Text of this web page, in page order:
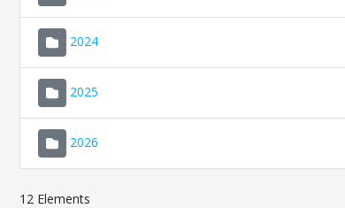
2024
2025
2026
12 Elements